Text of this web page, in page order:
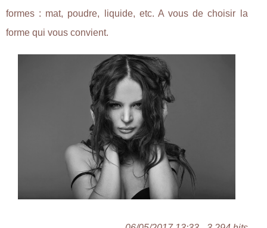
formes : mat, poudre, liquide, etc. A vous de choisir la
forme qui vous convient.